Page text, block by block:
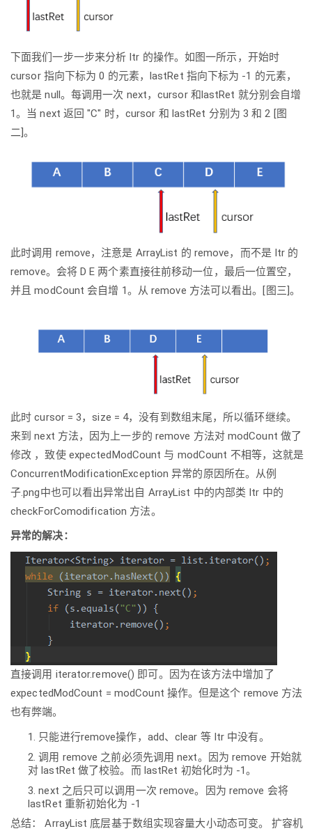
下面我们一步一步来分析 Itr 的操作。如图一所示，开始时
cursor 指向下标为 0 的元素，lastRet 指向下标为 -1 的元素，
也就是 null。每调用一次 next，cursor 和lastRet 就分别会自增
1。当 next 返回 "C" 时，cursor 和 lastRet 分别为 3 和 2 [图
二]。
此时调用 remove，注意是 ArrayList 的 remove，而不是 Itr 的
remove。会将 D E 两个素直接往前移动一位，最后一位置空，
并且 modCount 会自增 1。从 remove 方法可以看出。[图三]。
此时 cursor = 3，size = 4，没有到数组末尾，所以循环继续。
来到 next 方法，因为上一步的 remove 方法对 modCount 做了
修改 ，致使 expectedModCount 与 modCount 不相等，这就是
ConcurrentModificationException 异常的原因所在。从例
子.png中也可以看出异常出自 ArrayList 中的内部类 Itr 中的
checkForComodification 方法。
异常的解决：
直接调用 iterator.remove() 即可。因为在该方法中增加了
expectedModCount = modCount 操作。但是这个 remove 方法
也有弊端。
只能进行remove操作，add、clear 等 Itr 中没有。
调用 remove 之前必须先调用 next。因为 remove 开始就
对 lastRet 做了校验。而 lastRet 初始化时为 -1。
next 之后只可以调用一次 remove。因为 remove 会将
lastRet 重新初始化为 -1
总结： ArrayList 底层基于数组实现容量大小动态可变。 扩容机